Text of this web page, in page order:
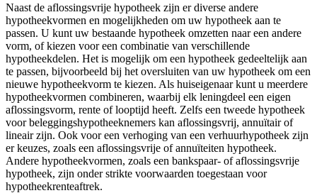
Naast de aflossingsvrije hypotheek zijn er diverse andere
hypotheekvormen en mogelijkheden om uw hypotheek aan te
passen. U kunt uw bestaande hypotheek omzetten naar een andere
vorm, of kiezen voor een combinatie van verschillende
hypotheekdelen. Het is mogelijk om een hypotheek gedeeltelijk aan
te passen, bijvoorbeeld bij het oversluiten van uw hypotheek om een
nieuwe hypotheekvorm te kiezen. Als huiseigenaar kunt u meerdere
hypotheekvormen combineren, waarbij elk leningdeel een eigen
aflossingsvorm, rente of looptijd heeft. Zelfs een tweede hypotheek
voor beleggingshypotheeknemers kan aflossingsvrij, annuïtair of
lineair zijn. Ook voor een verhoging van een verhuurhypotheek zijn
er keuzes, zoals een aflossingsvrije of annuïteiten hypotheek.
Andere hypotheekvormen, zoals een bankspaar- of aflossingsvrije
hypotheek, zijn onder strikte voorwaarden toegestaan voor
hypotheekrenteaftrek.